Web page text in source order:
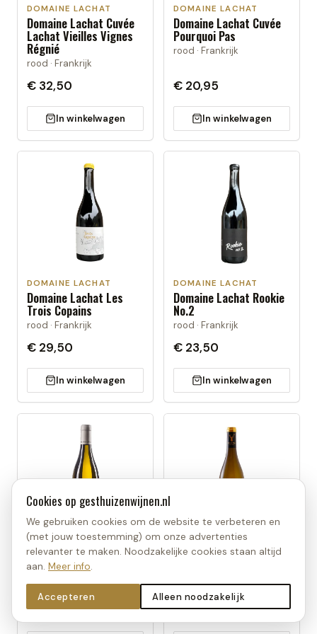
DOMAINE LACHAT
Domaine Lachat Cuvée
Lachat Vieilles Vignes
Régnié
rood · Frankrijk
€ 32,50
In winkelwagen
DOMAINE LACHAT
Domaine Lachat Cuvée
Pourquoi Pas
rood · Frankrijk
€ 20,95
In winkelwagen
DOMAINE LACHAT
Domaine Lachat Les
Trois Copains
rood · Frankrijk
€ 29,50
In winkelwagen
DOMAINE LACHAT
Domaine Lachat Rookie
No.2
rood · Frankrijk
€ 23,50
In winkelwagen
DOMAINE OLIVIER
Domaine Olivier
Santenay Le Bievaux
wit · Frankrijk
€ 37,50
EL COTO DE RIOJA
El Coto de Rioja 875m
wit · Spanje
€ 11,95
Cookies op gesthuizenwijnen.nl
We gebruiken cookies om de website te verbeteren en
(met jouw toestemming) om onze advertenties
relevanter te maken. Noodzakelijke cookies staan altijd
aan. Meer info.
Accepteren Alleen noodzakelijk